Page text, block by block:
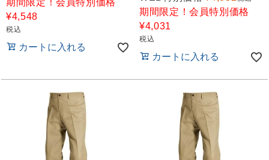
期間限定！会員特別価格
¥4,548
税込
カートに入れる
期間限定！会員特別価格
¥4,031
税込
カートに入れる